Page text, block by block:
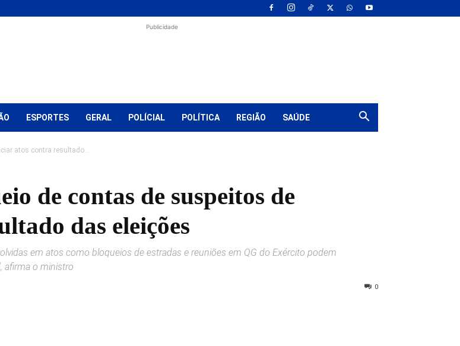
Publicidade
ESPORTES GERAL POLÍCIAL POLÍTICA REGIÃO SAÚDE
atos contra resultado...
de contas de suspeitos de
das eleições
em atos como bloqueios de estradas e reuniões em QG do Exército podem
afirma o ministro
0